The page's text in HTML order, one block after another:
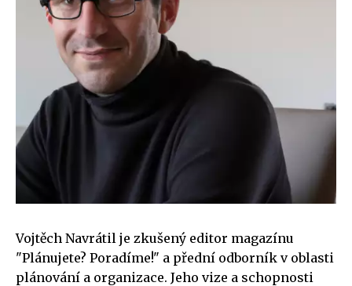
Vojtěch Navrátil je zkušený editor magazínu
"Plánujete? Poradíme!" a přední odborník v oblasti
plánování a organizace. Jeho vize a schopnosti